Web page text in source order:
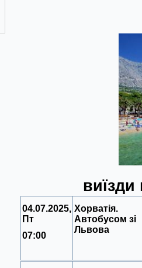
виїзди
04.07.2025,
Пт
07:00
Хорватія.
Автобусом зі
Львова